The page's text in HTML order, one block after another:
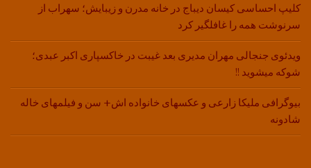
کلیپ احساسی کیسان دیباج در خانه مدرن و زیبایش؛ سهراب از
سرنوشت همه را غافلگیر کرد
ویدئوی جنجالی مهران مدیری بعد غیبت در خاکسپاری اکبر عبدی؛
شوکه میشوید !!
بیوگرافی ملیکا زارعی و عکسهای خانواده اش+ سن و فیلمهای خاله
شادونه